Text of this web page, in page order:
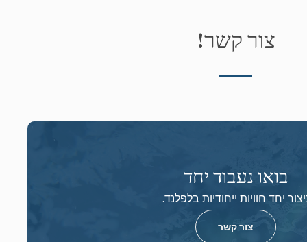
צור קשר!
בואו נעבוד יחד
יחד חוויות ייחודיות בלפלנד.
צור קשר